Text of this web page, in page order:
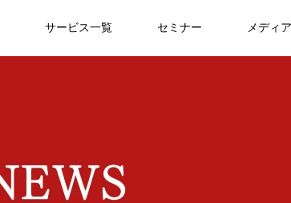
サービス一覧 セミナー メディア